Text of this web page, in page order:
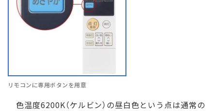
リモコンに専用ボタンを用意
色温度6200K（ケルビン）の昼白色という点は通常の